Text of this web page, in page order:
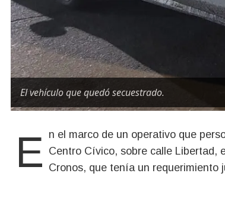
El vehículo que quedó secuestrado.
En el marco de un operativo que personal de la Comisaría Segunda realizaba en inmediaciones del Centro Cívico, sobre calle Libertad,
Cronos, que tenía un requerimiento